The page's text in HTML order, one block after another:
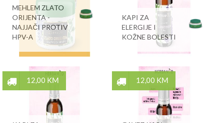
MEHLEM ZLATO
ORIJENTA -
NAJJAČI PROTIV
HPV-A
KAPI ZA
ELERGIJE I
KOŽNE BOLESTI
12,00 KM 12,00 KM